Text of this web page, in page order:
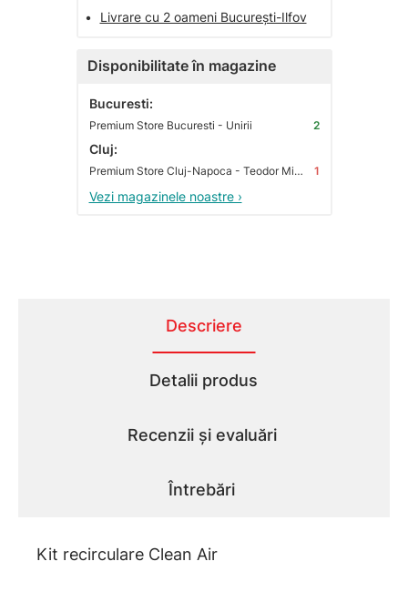
•
Livrare cu 2 oameni București-Ilfov
Disponibilitate în magazine
Bucuresti:
Premium Store Bucuresti - Unirii 2
Cluj:
Premium Store Cluj-Napoca - Teodor Mihali 1
Vezi magazinele noastre ›
Descriere
Detalii produs
Recenzii și evaluări
Întrebări
Kit recirculare Clean Air